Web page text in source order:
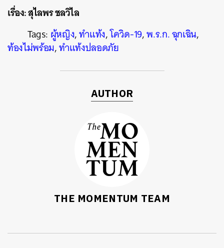
เรื่อง: สุไลพร ชลวิไล
Tags: ผู้หญิง,ทำแท้ง,โควิด-19,พ.ร.ก. ฉุกเฉิน,
ท้องไม่พร้อม,ทำแท้งปลอดภัย
AUTHOR
THE MOMENTUM TEAM